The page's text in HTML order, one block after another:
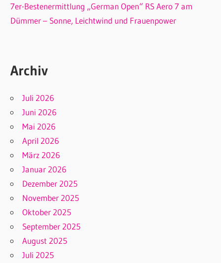
7er-Bestenermittlung „German Open“ RS Aero 7 am
Dümmer – Sonne, Leichtwind und Frauenpower
Archiv
Juli 2026
Juni 2026
Mai 2026
April 2026
März 2026
Januar 2026
Dezember 2025
November 2025
Oktober 2025
September 2025
August 2025
Juli 2025